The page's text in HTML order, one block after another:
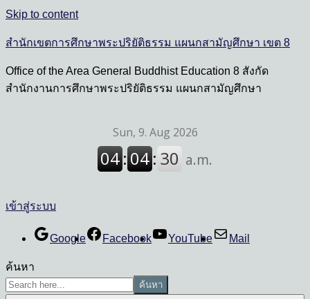
Skip to content
สำนักเขตการศึกษาพระปริยัติธรรม แผนกสามัญศึกษา เขต 8
Office of the Area General Buddhist Education 8 สังกัด
สำนักงานการศึกษาพระปริยัติธรรม แผนกสามัญศึกษา
เข้าสู่ระบบ
Google Facebook YouTube Mail
ค้นหา
ค้นหา